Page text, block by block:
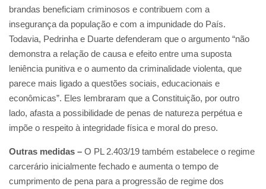
brandas beneficiam criminosos e contribuem com a
insegurança da população e com a impunidade do País.
Todavia, Pedrinha e Duarte defenderam que o argumento “não
demonstra a relação de causa e efeito entre uma suposta
leniência punitiva e o aumento da criminalidade violenta, que
parece mais ligado a questões sociais, educacionais e
econômicas”. Eles lembraram que a Constituição, por outro
lado, afasta a possibilidade de penas de natureza perpétua e
impõe o respeito à integridade física e moral do preso.
Outras medidas – O PL 2.403/19 também estabelece o regime
carcerário inicialmente fechado e aumenta o tempo de
cumprimento de pena para a progressão de regime dos